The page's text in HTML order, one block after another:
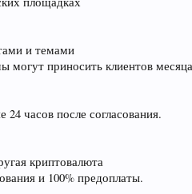
и темами
приносить клиентов
часов после согласования.
криптовалюта
и 100% предоплаты.